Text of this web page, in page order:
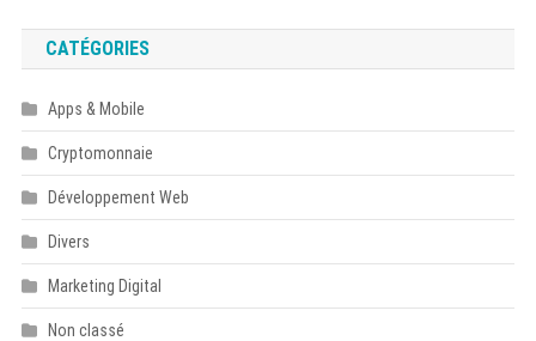
CATÉGORIES
Apps & Mobile
Cryptomonnaie
Développement Web
Divers
Marketing Digital
Non classé